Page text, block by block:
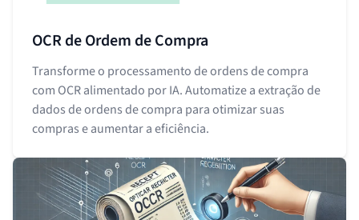
OCR de Ordem de Compra
Transforme o processamento de ordens de compra
com OCR alimentado por IA. Automatize a extração de
dados de ordens de compra para otimizar suas
compras e aumentar a eficiência.